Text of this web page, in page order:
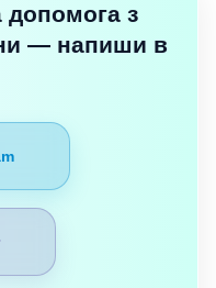
допомога з
— напиши в